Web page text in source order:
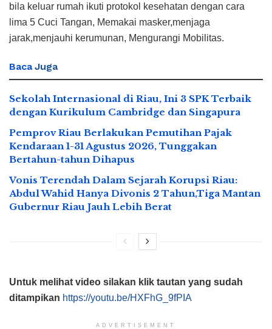
bila keluar rumah ikuti protokol kesehatan dengan cara
lima 5 Cuci Tangan, Memakai masker,menjaga
jarak,menjauhi kerumunan, Mengurangi Mobilitas.
Baca Juga
Sekolah Internasional di Riau, Ini 3 SPK Terbaik
dengan Kurikulum Cambridge dan Singapura
Pemprov Riau Berlakukan Pemutihan Pajak
Kendaraan 1-31 Agustus 2026, Tunggakan
Bertahun-tahun Dihapus
Vonis Terendah Dalam Sejarah Korupsi Riau:
Abdul Wahid Hanya Divonis 2 Tahun,Tiga Mantan
Gubernur Riau Jauh Lebih Berat
Untuk melihat video silakan klik tautan yang sudah
ditampikan https://youtu.be/HXFhG_9fPIA
ADVERTISEMENT